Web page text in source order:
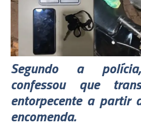
Segundo a
confessou que
entorpecente a partir
encomenda.